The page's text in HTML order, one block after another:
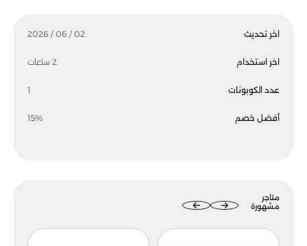
اخر تحديث 02 / 06 / 2026
اخر استخدام 2 ساعات
عدد الكوبونات 1
أفضل خصم 15%
متاجر
مشهورة